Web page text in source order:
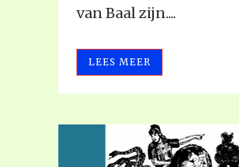
van Baal zijn....
LEES MEER